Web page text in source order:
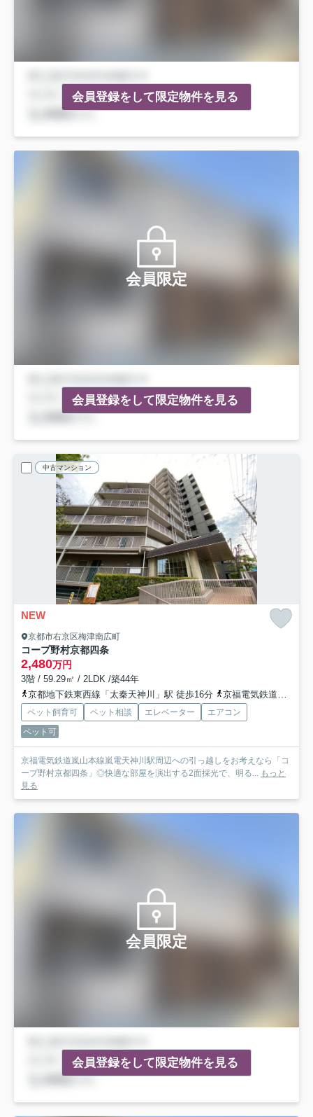
会員登録をして限定物件を見る
会員限定
会員登録をして限定物件を見る
中古マンション
NEW
京都市右京区梅津南広町
コープ野村京都四条
2,480万円
3階 / 59.29㎡ / 2LDK /築44年
京都地下鉄東西線「太秦天神川」駅 徒歩16分
京福電気鉄道嵐山本線「嵐電天神川」駅 徒歩14分
ペット飼育可 ペット相談 エレベーター
エアコン
ペット可
京福電気鉄道嵐山本線嵐電天神川駅周辺への引っ越しをお考えなら「コ
ープ野村京都四条」◎快適な部屋を演出する2面採光で、明る... もっと
見る
会員限定
会員登録をして限定物件を見る